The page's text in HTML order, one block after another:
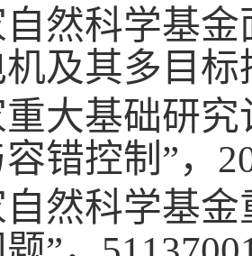
自然科学基
及其多目标
重大基础研究
错控制”，
自然科学基